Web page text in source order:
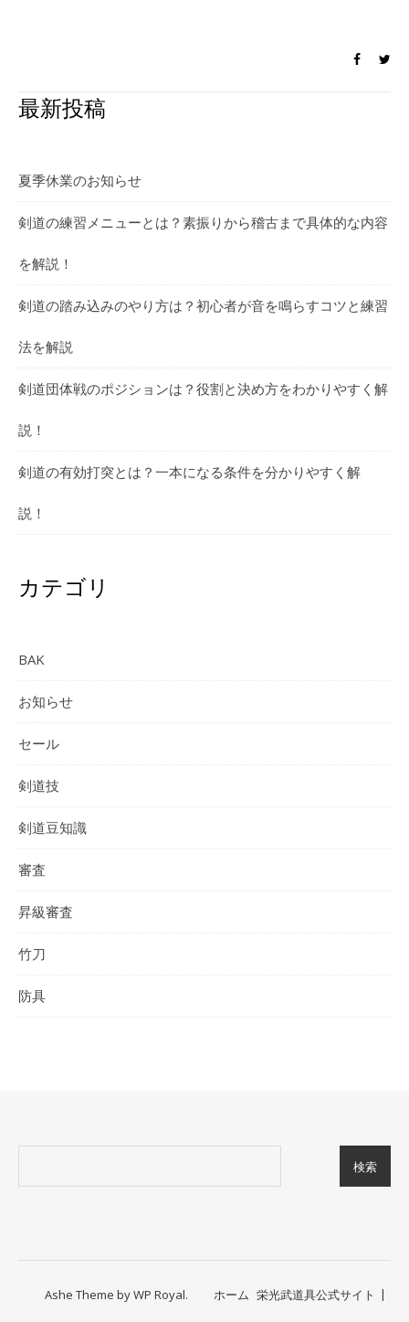
最新投稿
夏季休業のお知らせ
剣道の練習メニューとは？素振りから稽古まで具体的な内容
を解説！
剣道の踏み込みのやり方は？初心者が音を鳴らすコツと練習
法を解説
剣道団体戦のポジションは？役割と決め方をわかりやすく解
説！
剣道の有効打突とは？一本になる条件を分かりやすく解
説！
カテゴリ
BAK
お知らせ
セール
剣道技
剣道豆知識
審査
昇級審査
竹刀
防具
検索
ホーム 栄光武道具公式サイト
Ashe Theme byWP Royal.